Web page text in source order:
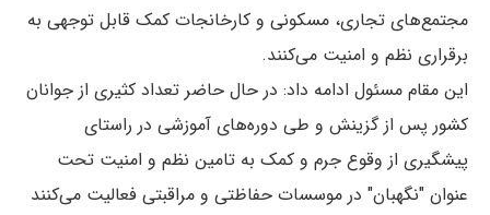
مجتمع‌های تجاری، مسکونی و کارخانجات کمک قابل توجهی به
برقراری نظم و امنیت می‌کنند.
این مقام مسئول ادامه داد: در حال حاضر تعداد کثیری از جوانان
کشور پس از گزینش و طی دوره‌های آموزشی در راستای
پیشگیری از وقوع جرم و کمک به تامین نظم و امنیت تحت
عنوان "نگهبان" در موسسات حفاظتی و مراقبتی فعالیت می‌کنند